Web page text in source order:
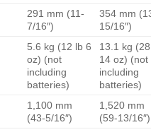
291 mm (11-
7/16″)
354 mm
15/16″)
5.6 kg (12 lb 6
oz) (not
including
batteries)
13.1 kg
14 oz) (not
including
batteries)
1,100 mm
(43-5/16″)
1,520 mm
(59-13/16″)